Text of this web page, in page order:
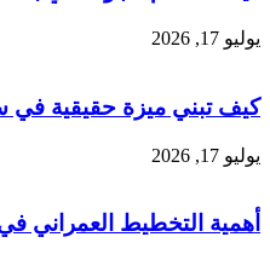
يوليو 17, 2026
كيف تبني ميزة حقيقية
يوليو 17, 2026
أهمية التخطيط العمراني